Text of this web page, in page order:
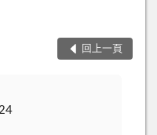
回上一頁